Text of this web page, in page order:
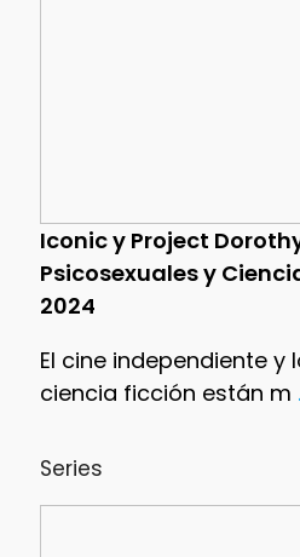
Iconic y Project
Psicosexuales y
2024
El cine independiente y
ciencia ficción están m
Series